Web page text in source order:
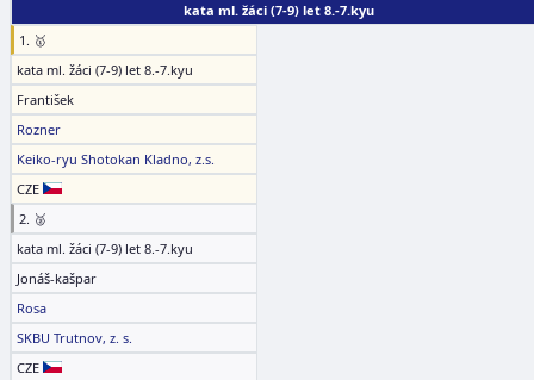
kata ml. žáci (7-9) let 8.-7.kyu
1. 🥇
kata ml. žáci (7-9) let 8.-7.kyu
František
Rozner
Keiko-ryu Shotokan Kladno, z.s.
CZE
2. 🥈
kata ml. žáci (7-9) let 8.-7.kyu
Jonáš-kašpar
Rosa
SKBU Trutnov, z. s.
CZE